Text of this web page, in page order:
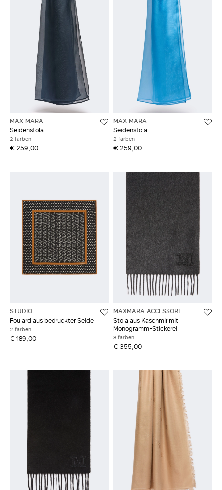
MAX MARA
Seidenstola
2 farben
€ 259,00
MAX MARA
Seidenstola
2 farben
€ 259,00
STUDIO
Foulard aus bedruckter Seide
2 farben
€ 189,00
MAXMARA ACCESSORI
Stola aus Kaschmir mit
Monogramm-Stickerei
8 farben
€ 355,00